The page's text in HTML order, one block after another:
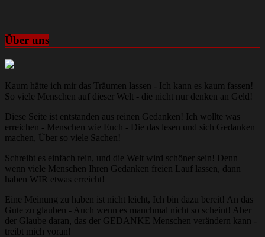
Über uns
Kaum hätte ich mir das Träumen lassen - Ich kann es kaum fassen!
So viele Menschen auf dieser Welt - die nicht nur denken an Geld!
Diese Seite ist entstanden aus reinen Gedanken! Ich wollte was
erreichen - Menschen wie Euch - Die das lesen und sich Gedanken
machen, Über so viele Sachen!
Schreibt es einfach rein, und die Welt wird schöner sein! Denn
wenn viele Menschen Ihren Gedanken freien Lauf lassen, dann
haben WIR etwas erreicht!
Eine Meinung zu haben ist nicht leicht, Ich bin dazu bereit! An das
Gute zu glauben - Auch wenn es manchmal nicht so scheint! Aber
der Glaube daran, das der GEDANKE Menschen verändern kann -
treibt mich voran!